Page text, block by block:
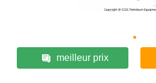
meilleur prix